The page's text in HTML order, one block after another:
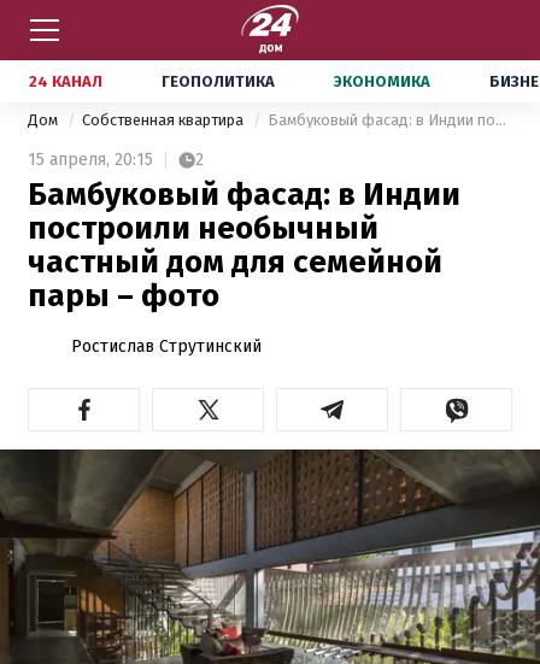
24 КАНАЛ ГЕОПОЛИТИКА ЭКОНОМИКА
Дом Собственная квартира Бамбуковый фасад: в Индии построили необычный частный дом для семейной пары – фото
15 апреля, 20:15 2
Бамбуковый фасад: в Индии
построили необычный
частный дом для семейной
пары – фото
Ростислав Струтинский